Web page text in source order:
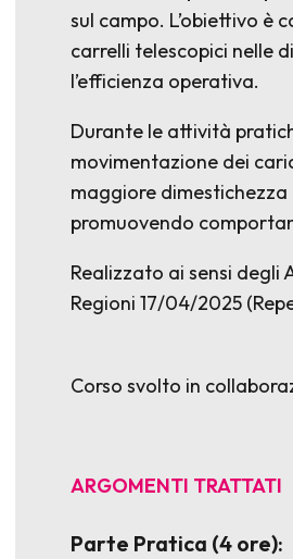
sul campo. L’obiettivo è
carrelli telescopici nelle
l’efficienza operativa.
Durante le attività
movimentazione dei
maggiore
promuovendo
Realizzato ai sensi degli
Regioni 17/04/2025
Corso svolto in
ARGOMENTI TRATTATI
Parte Pratica (4 ore):